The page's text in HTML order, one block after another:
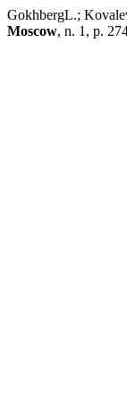
GokhbergL.;
Moscow, n. 1, p.